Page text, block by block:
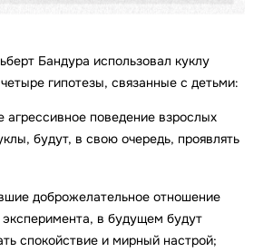
Бандура использовал куклу
гипотезы, связанные с детьми:
агрессивное поведение взрослых
будут, в свою очередь, проявлять
доброжелательное отношение
эксперимента, в будущем будут
спокойствие и мирный настрой;